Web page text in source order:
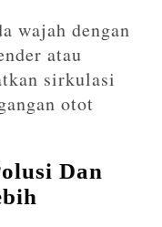
wajah dengan
atau
sirkulasi
otot
Dan